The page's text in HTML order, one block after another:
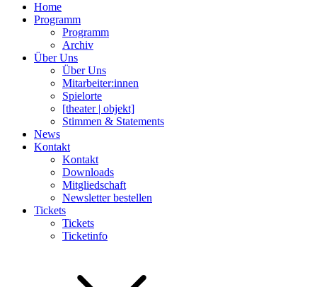
Home
Programm
Programm
Archiv
Über Uns
Über Uns
Mitarbeiter:innen
Spielorte
[theater | objekt]
Stimmen & Statements
News
Kontakt
Kontakt
Downloads
Mitgliedschaft
Newsletter bestellen
Tickets
Tickets
Ticketinfo